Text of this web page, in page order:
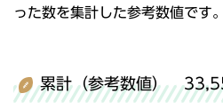
った数を集計した参考数値です。
累計（参考数値）